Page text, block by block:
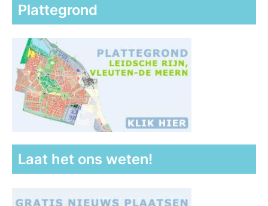
Plattegrond
Laat het ons weten!